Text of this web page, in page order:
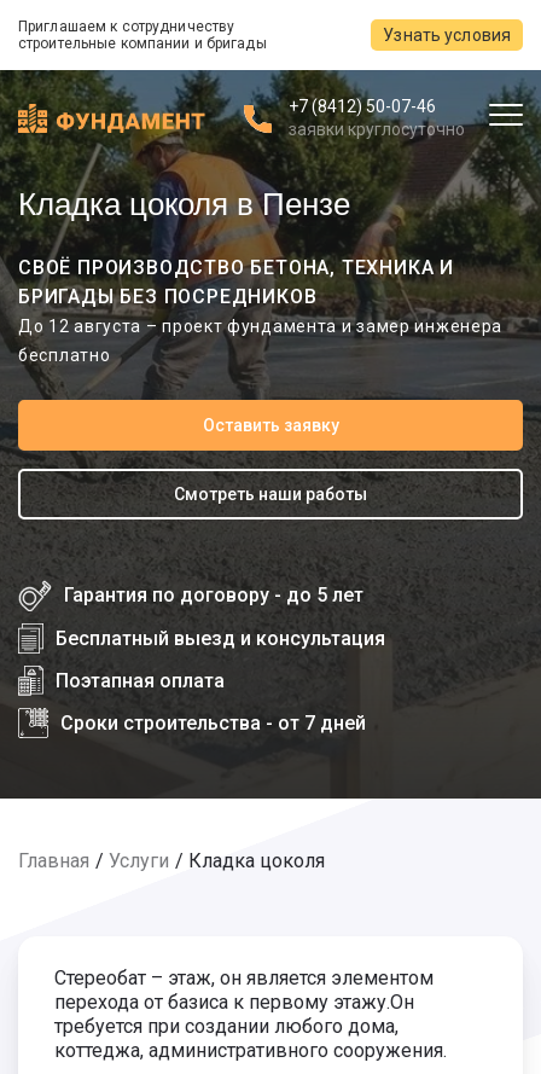
Приглашаем к сотрудничеству
строительные компании и бригады
Узнать условия
+7 (8412) 50-07-46
заявки круглосуточно
Кладка цоколя в Пензе
СВОЁ ПРОИЗВОДСТВО БЕТОНА, ТЕХНИКА И
БРИГАДЫ БЕЗ ПОСРЕДНИКОВ
До 12 августа – проект фундамента и замер инженера
бесплатно
Оставить заявку
Смотреть наши работы
Гарантия по договору - до 5 лет
Бесплатный выезд и консультация
Поэтапная оплата
Сроки строительства - от 7 дней
Главная Услуги Кладка цоколя
Стереобат – этаж, он является элементом
перехода от базиса к первому этажу.Он
требуется при создании любого дома,
коттеджа, административного сооружения.